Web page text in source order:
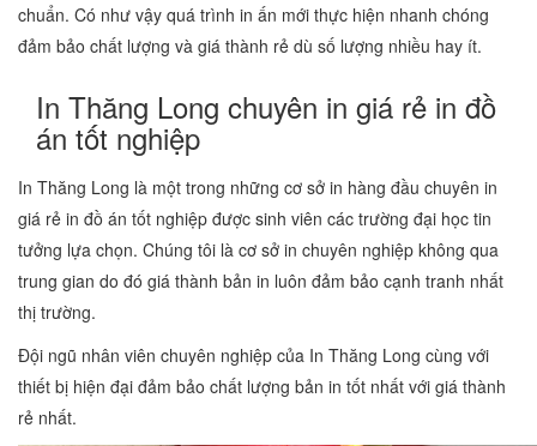
chuẩn. Có như vậy quá trình in ấn mới thực hiện nhanh chóng
đảm bảo chất lượng và giá thành rẻ dù số lượng nhiều hay ít.
In Thăng Long chuyên in giá rẻ in đồ
án tốt nghiệp
In Thăng Long là một trong những cơ sở in hàng đầu chuyên in
giá rẻ in đồ án tốt nghiệp được sinh viên các trường đại học tin
tưởng lựa chọn. Chúng tôi là cơ sở in chuyên nghiệp không qua
trung gian do đó giá thành bản in luôn đảm bảo cạnh tranh nhất
thị trường.
Đội ngũ nhân viên chuyên nghiệp của In Thăng Long cùng với
thiết bị hiện đại đảm bảo chất lượng bản in tốt nhất với giá thành
rẻ nhất.